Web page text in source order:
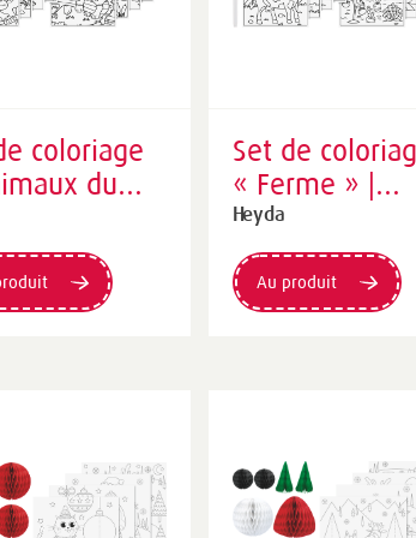
coloriage
du
| 150×180
Set de
« Ferme » |
150×180 mm
Heyda
Au produit